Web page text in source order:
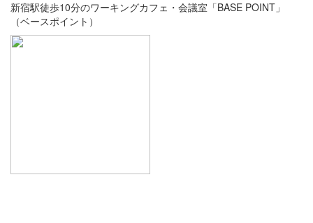
新宿駅徒歩10分のワーキングカフェ・会議室「BASE POINT」
（ベースポイント）